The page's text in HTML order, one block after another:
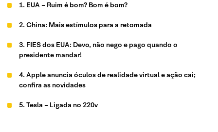
1. EUA – Ruim é bom? Bom é bom?
2. China: Mais estímulos para a retomada
3. FIES dos EUA: Devo, não nego e pago quando o
presidente mandar!
4. Apple anuncia óculos de realidade virtual e ação cai;
confira as novidades
5. Tesla – Ligada no 220v